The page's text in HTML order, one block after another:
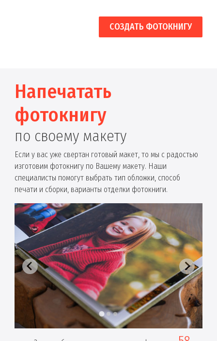
СОЗДАТЬ ФОТОКНИГУ
Напечатать
фотокнигу
по своему макету
Если у вас уже свертан готовый макет, то мы с радостью
изготовим фотокнигу по Вашему макету. Наши
специалисты помогут выбрать тип обложки, способ
печати и сборки, варианты отделки фотокниги.